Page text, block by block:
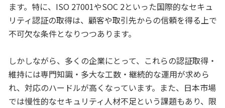
ます。特に、ISO 27001やSOC 2といった国際的なセキュ
リティ認証の取得は、顧客や取引先からの信頼を得る上で
不可欠な条件となりつつあります。
しかしながら、多くの企業にとって、これらの認証取得・
維持には専門知識・多大な工数・継続的な運用が求めら
れ、対応のハードルが高くなっています。また、日本市場
では慢性的なセキュリティ人材不足という課題もあり、限